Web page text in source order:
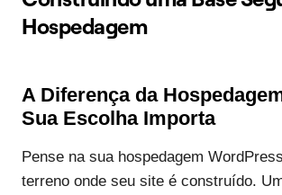
Hospedagem
A Diferença da
Sua Escolha Importa
Pense na sua hospedagem
terreno onde seu site é construído.